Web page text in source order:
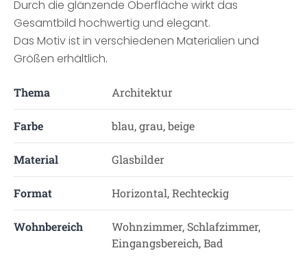
Durch die glänzende Oberfläche wirkt das
Gesamtbild hochwertig und elegant.
Das Motiv ist in verschiedenen Materialien und
Größen erhältlich.
Thema Architektur
Farbe blau, grau, beige
Material Glasbilder
Format Horizontal, Rechteckig
Wohnbereich
Wohnzimmer, Schlafzimmer,
Eingangsbereich, Bad